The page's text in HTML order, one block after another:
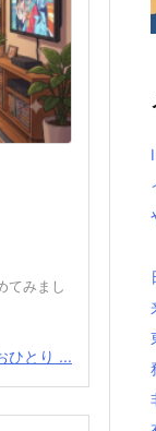
てみまし
ひとり ...